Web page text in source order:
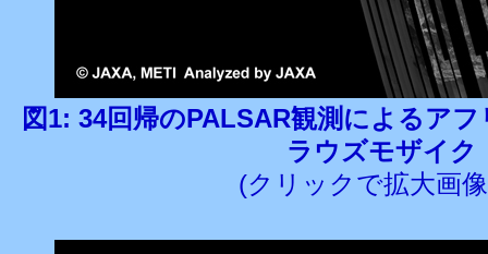
図1: 34回帰のPALSAR観測によるア
ラウズモザイク
(クリックで拡大画